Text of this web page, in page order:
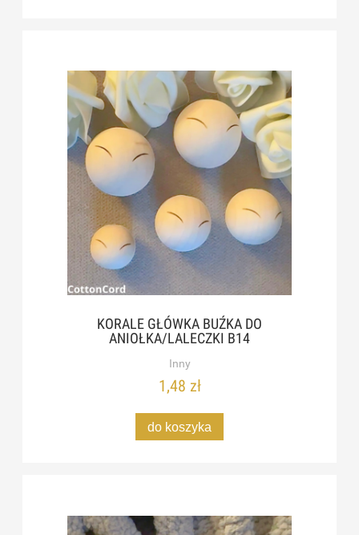
KORALE GŁÓWKA BUŹKA DO
ANIOŁKA/LALECZKI B14
Inny
1,48 zł
do koszyka